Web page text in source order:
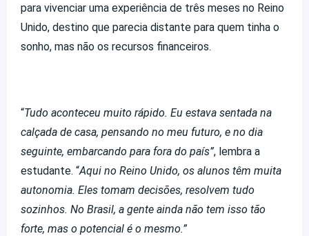
para vivenciar uma experiência de três meses no Reino
Unido, destino que parecia distante para quem tinha o
sonho, mas não os recursos financeiros.
“Tudo aconteceu muito rápido. Eu estava sentada na
calçada de casa, pensando no meu futuro, e no dia
seguinte, embarcando para fora do país”, lembra a
estudante. “Aqui no Reino Unido, os alunos têm muita
autonomia. Eles tomam decisões, resolvem tudo
sozinhos. No Brasil, a gente ainda não tem isso tão
forte, mas o potencial é o mesmo.”